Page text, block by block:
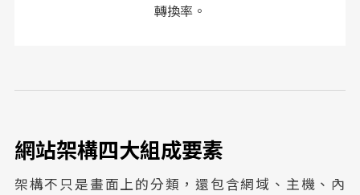
轉換率。
網站架構四大組成要素
架構不只是畫面上的分類，還包含網域、主機、內